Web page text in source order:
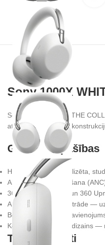
Sony 1000X
Sony 1000X WHITE THE
atskaņojumu ar ērtu
Galvenās īpašības
Hi-Res audio — detalizēta,
Aktīvā trokšņu slāpēšana
360° telpiskā skaņa un 360
AI balstīta zvanu apstrāde —
Bezvadu Bluetooth
Komforts un izturīgs dizains —
Tehniskie dati